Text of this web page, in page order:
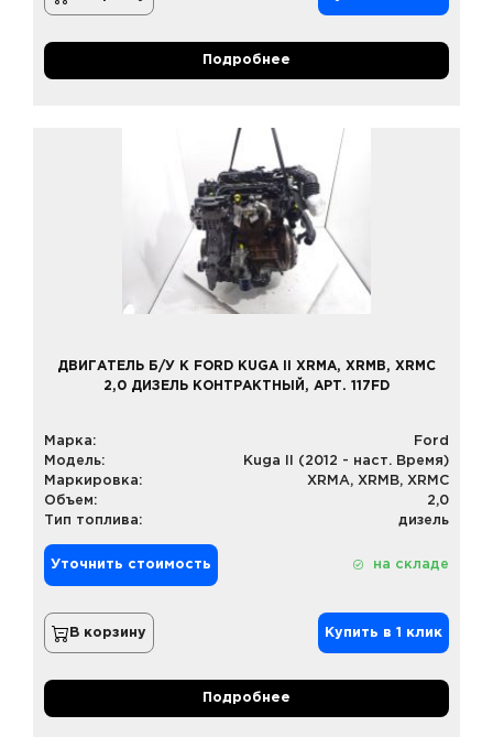
Подробнее
ДВИГАТЕЛЬ Б/У К FORD KUGA II XRMA, XRMB, XRMC
2,0 ДИЗЕЛЬ КОНТРАКТНЫЙ, АРТ. 117FD
Марка:
Ford
Модель:
Kuga II (2012 - наст. Время)
Маркировка:
XRMA, XRMB, XRMС
Объем:
2,0
Тип топлива:
дизель
Уточнить стоимость на складе
В корзину Купить в 1 клик
Подробнее